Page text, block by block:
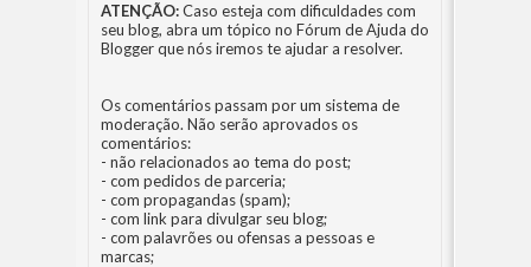
ATENÇÃO:Caso esteja com dificuldades com
seu blog, abra um tópico no Fórum de Ajuda do
Bloggerque nós iremos te ajudar a resolver.
Os comentários passam por um sistema de
moderação. Não serão aprovados os
comentários:
- não relacionados ao tema do post;
- com pedidos de parceria;
- com propagandas (spam);
- com link para divulgar seu blog;
- com palavrões ou ofensas a pessoas e
marcas;